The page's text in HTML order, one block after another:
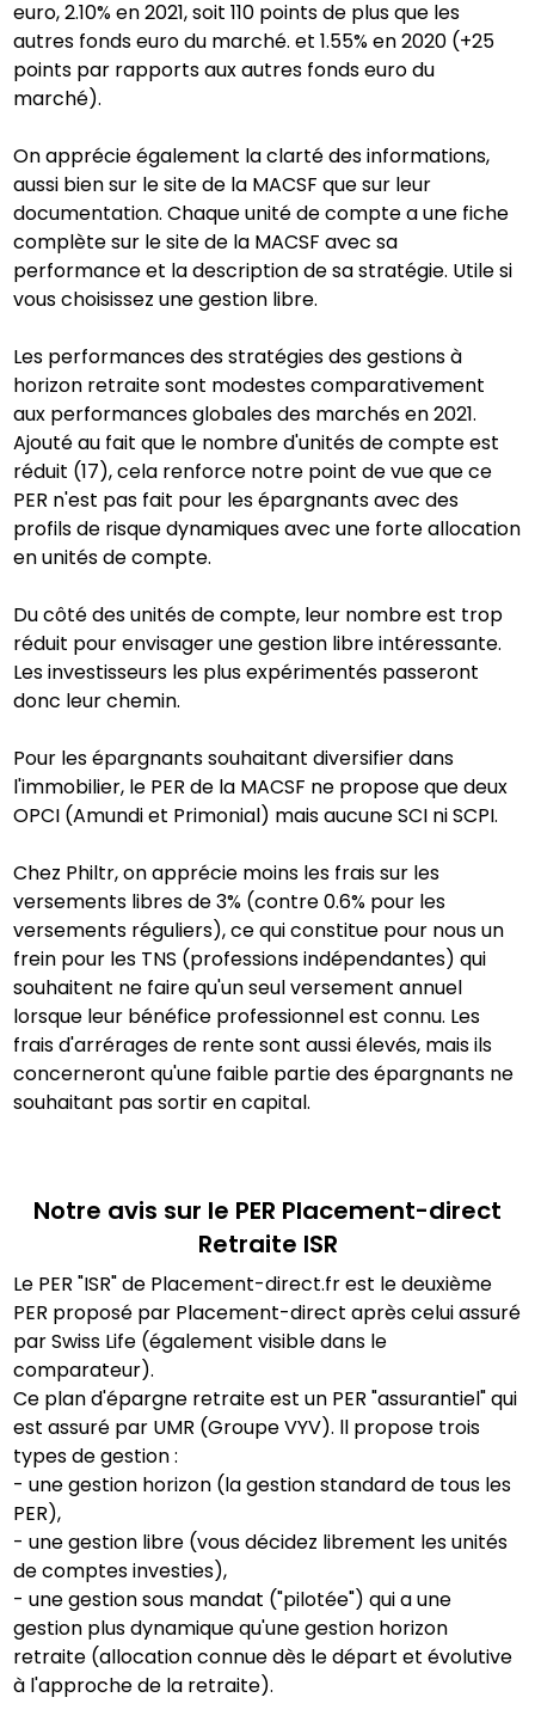
euro, 2.10% en 2021, soit 110 points de plus que les
autres fonds euro du marché. et 1.55% en 2020 (+25
points par rapports aux autres fonds euro du
marché).
On apprécie également la clarté des informations,
aussi bien sur le site de la MACSF que sur leur
documentation. Chaque unité de compte a une fiche
complète sur le site de la MACSF avec sa
performance et la description de sa stratégie. Utile si
vous choisissez une gestion libre.
Les performances des stratégies des gestions à
horizon retraite sont modestes comparativement
aux performances globales des marchés en 2021.
Ajouté au fait que le nombre d'unités de compte est
réduit (17), cela renforce notre point de vue que ce
PER n'est pas fait pour les épargnants avec des
profils de risque dynamiques avec une forte allocation
en unités de compte.
Du côté des unités de compte, leur nombre est trop
réduit pour envisager une gestion libre intéressante.
Les investisseurs les plus expérimentés passeront
donc leur chemin.
Pour les épargnants souhaitant diversifier dans
l'immobilier, le PER de la MACSF ne propose que deux
OPCI (Amundi et Primonial) mais aucune SCI ni SCPI.
Chez Philtr, on apprécie moins les frais sur les
versements libres de 3% (contre 0.6% pour les
versements réguliers), ce qui constitue pour nous un
frein pour les TNS (professions indépendantes) qui
souhaitent ne faire qu'un seul versement annuel
lorsque leur bénéfice professionnel est connu. Les
frais d'arrérages de rente sont aussi élevés, mais ils
concerneront qu'une faible partie des épargnants ne
souhaitant pas sortir en capital.
Notre avis sur le PER Placement-direct
Retraite ISR
Le PER "ISR" de Placement-direct.fr est le deuxième
PER proposé par Placement-direct après celui assuré
par Swiss Life (également visible dans le
comparateur).
Ce plan d'épargne retraite est un PER "assurantiel" qui
est assuré par UMR (Groupe VYV). ll propose trois
types de gestion :
- une gestion horizon (la gestion standard de tous les
PER),
- une gestion libre (vous décidez librement les unités
de comptes investies),
- une gestion sous mandat ("pilotée") qui a une
gestion plus dynamique qu'une gestion horizon
retraite (allocation connue dès le départ et évolutive
à l'approche de la retraite).